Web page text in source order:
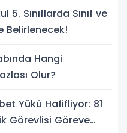
5. Sınıflarda Sınıf ve
Belirlenecek!
Hangi
Olur?
Yükü Hafifliyor: 81
Görevlisi Göreve